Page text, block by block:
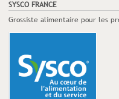
SYSCO FRANCE
Grossiste alimentaire pour les